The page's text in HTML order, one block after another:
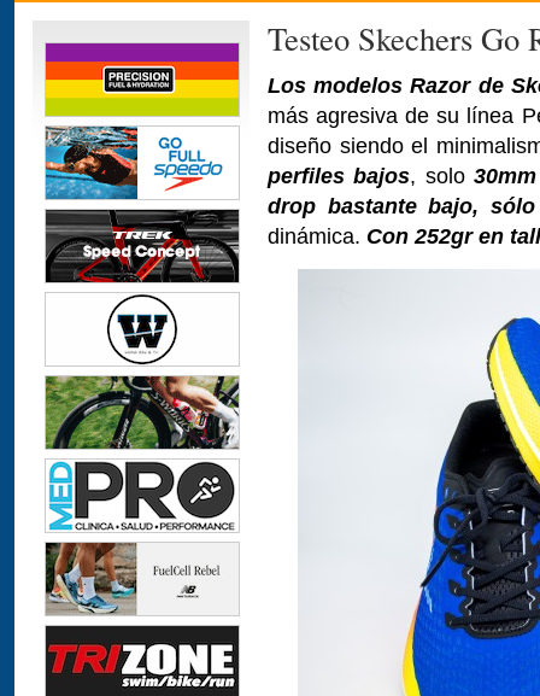
Testeo Skechers Go
Los modelos Razor de
más agresiva de su línea
diseño siendo el
perfiles bajos, solo
drop bastante bajo, sólo
dinámica. Con 252gr en